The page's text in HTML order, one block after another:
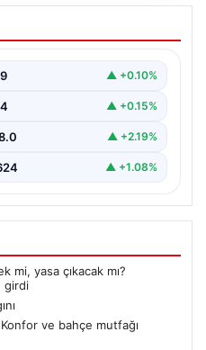
yangını
▲ +0.10%
▲ +0.15%
▲ +2.19%
▲ +1.08%
mi, yasa çıkacak mı?
girdi
Konfor ve bahçe mutfağı